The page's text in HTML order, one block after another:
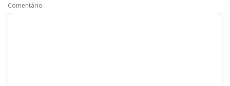
Comentário